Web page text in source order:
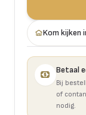
Kom kijken
Betaal
Bij
of
nodig.